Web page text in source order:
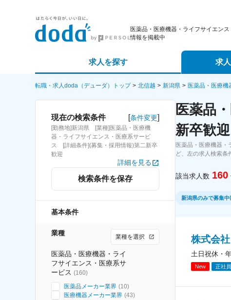
医薬品・医療機器・ライフサイエン
情報を掲載中
求人を探す
詳細条件から探す
求人特集から探す
求
エージェン
スカウトサ
パートナー
転職・求人doda（デューダ）トップ 北信越 新潟県 医薬品・医療
現在の検索条件 [条件変更]
[勤務地]新潟県 [業種]医薬品・医療機
器・ライフサイエンス・医療系サービ
ス [詳細条件](募集・採用情報)第二新卒
歓迎
詳細を見る
検索条件を保存
基本条件
業種 業種を選択
医薬品・医療機器・ライ
フサイエンス・医療系サ
ービス (160)
医薬品メーカー業界 (10)
医療機器メーカー業界 (43)
医薬品
新卒歓
医薬品・医療機器
ど、左の求人検索条
該当求人数 160
新潟県のみで募集中(
株式会
土日祝休・
New 正社員